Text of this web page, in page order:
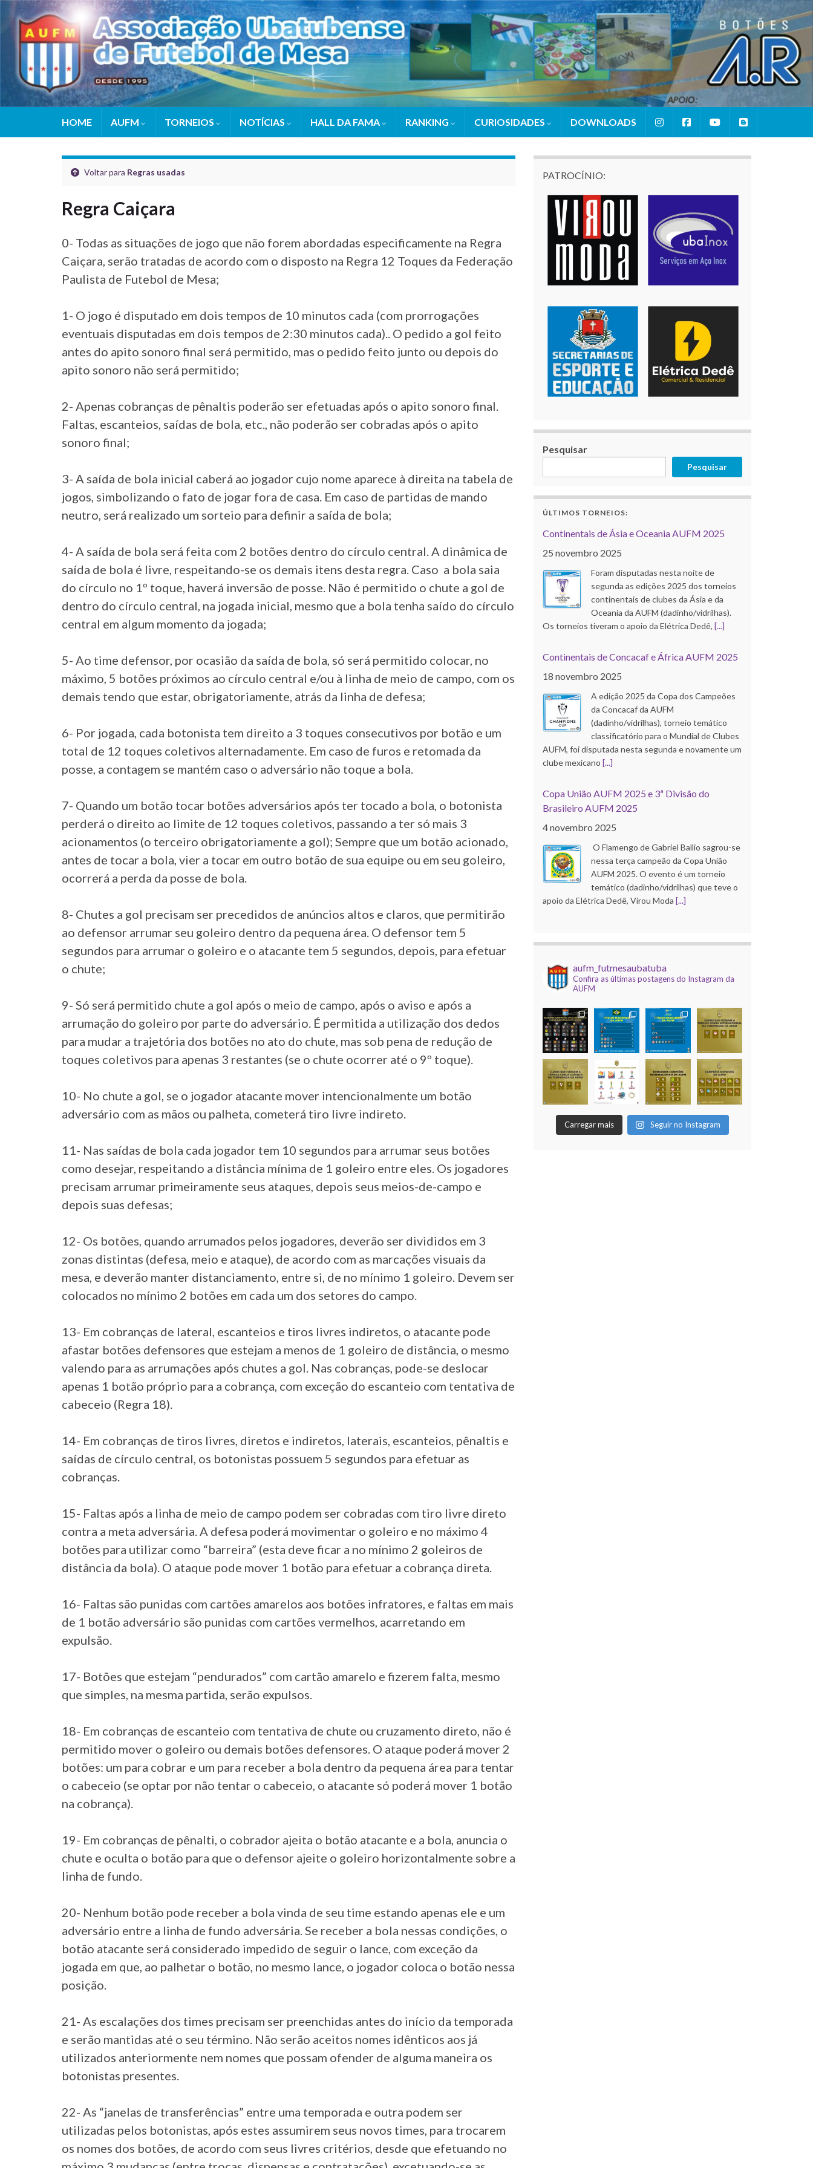
HOME AUFM TORNEIOS NOTÍCIAS HALL DA FAMA RANKING CURIOSIDADES DOWNLOADS
Voltar para Regras usadas
Regra Caiçara
0- Todas as situações de jogo que não forem abordadas especificamente na Regra
Caiçara, serão tratadas de acordo com o disposto na Regra 12 Toques da Federação
Paulista de Futebol de Mesa;
1- O jogo é disputado em dois tempos de 10 minutos cada (com prorrogações
eventuais disputadas em dois tempos de 2:30 minutos cada).. O pedido a gol feito
antes do apito sonoro final será permitido, mas o pedido feito junto ou depois do
apito sonoro não será permitido;
2- Apenas cobranças de pênaltis poderão ser efetuadas após o apito sonoro final.
Faltas, escanteios, saídas de bola, etc., não poderão ser cobradas após o apito
sonoro final;
3- A saída de bola inicial caberá ao jogador cujo nome aparece à direita na tabela de
jogos, simbolizando o fato de jogar fora de casa. Em caso de partidas de mando
neutro, será realizado um sorteio para definir a saída de bola;
4- A saída de bola será feita com 2 botões dentro do círculo central. A dinâmica de
saída de bola é livre, respeitando-se os demais itens desta regra. Caso a bola saia
do círculo no 1º toque, haverá inversão de posse. Não é permitido o chute a gol de
dentro do círculo central, na jogada inicial, mesmo que a bola tenha saído do círculo
central em algum momento da jogada;
5- Ao time defensor, por ocasião da saída de bola, só será permitido colocar, no
máximo, 5 botões próximos ao círculo central e/ou à linha de meio de campo, com os
demais tendo que estar, obrigatoriamente, atrás da linha de defesa;
6- Por jogada, cada botonista tem direito a 3 toques consecutivos por botão e um
total de 12 toques coletivos alternadamente. Em caso de furos e retomada da
posse, a contagem se mantém caso o adversário não toque a bola.
7- Quando um botão tocar botões adversários após ter tocado a bola, o botonista
perderá o direito ao limite de 12 toques coletivos, passando a ter só mais 3
acionamentos (o terceiro obrigatoriamente a gol); Sempre que um botão acionado,
antes de tocar a bola, vier a tocar em outro botão de sua equipe ou em seu goleiro,
ocorrerá a perda da posse de bola.
8- Chutes a gol precisam ser precedidos de anúncios altos e claros, que permitirão
ao defensor arrumar seu goleiro dentro da pequena área. O defensor tem 5
segundos para arrumar o goleiro e o atacante tem 5 segundos, depois, para efetuar
o chute;
9- Só será permitido chute a gol após o meio de campo, após o aviso e após a
arrumação do goleiro por parte do adversário. É permitida a utilização dos dedos
para mudar a trajetória dos botões no ato do chute, mas sob pena de redução de
toques coletivos para apenas 3 restantes (se o chute ocorrer até o 9º toque).
10- No chute a gol, se o jogador atacante mover intencionalmente um botão
adversário com as mãos ou palheta, cometerá tiro livre indireto.
11- Nas saídas de bola cada jogador tem 10 segundos para arrumar seus botões
como desejar, respeitando a distância mínima de 1 goleiro entre eles. Os jogadores
precisam arrumar primeiramente seus ataques, depois seus meios-de-campo e
depois suas defesas;
12- Os botões, quando arrumados pelos jogadores, deverão ser divididos em 3
zonas distintas (defesa, meio e ataque), de acordo com as marcações visuais da
mesa, e deverão manter distanciamento, entre si, de no mínimo 1 goleiro. Devem ser
colocados no mínimo 2 botões em cada um dos setores do campo.
13- Em cobranças de lateral, escanteios e tiros livres indiretos, o atacante pode
afastar botões defensores que estejam a menos de 1 goleiro de distância, o mesmo
valendo para as arrumações após chutes a gol. Nas cobranças, pode-se deslocar
apenas 1 botão próprio para a cobrança, com exceção do escanteio com tentativa de
cabeceio (Regra 18).
14- Em cobranças de tiros livres, diretos e indiretos, laterais, escanteios, pênaltis e
saídas de círculo central, os botonistas possuem 5 segundos para efetuar as
cobranças.
15- Faltas após a linha de meio de campo podem ser cobradas com tiro livre direto
contra a meta adversária. A defesa poderá movimentar o goleiro e no máximo 4
botões para utilizar como “barreira” (esta deve ficar a no mínimo 2 goleiros de
distância da bola). O ataque pode mover 1 botão para efetuar a cobrança direta.
16- Faltas são punidas com cartões amarelos aos botões infratores, e faltas em mais
de 1 botão adversário são punidas com cartões vermelhos, acarretando em
expulsão.
17- Botões que estejam “pendurados” com cartão amarelo e fizerem falta, mesmo
que simples, na mesma partida, serão expulsos.
18- Em cobranças de escanteio com tentativa de chute ou cruzamento direto, não é
permitido mover o goleiro ou demais botões defensores. O ataque poderá mover 2
botões: um para cobrar e um para receber a bola dentro da pequena área para tentar
o cabeceio (se optar por não tentar o cabeceio, o atacante só poderá mover 1 botão
na cobrança).
19- Em cobranças de pênalti, o cobrador ajeita o botão atacante e a bola, anuncia o
chute e oculta o botão para que o defensor ajeite o goleiro horizontalmente sobre a
linha de fundo.
20- Nenhum botão pode receber a bola vinda de seu time estando apenas ele e um
adversário entre a linha de fundo adversária. Se receber a bola nessas condições, o
botão atacante será considerado impedido de seguir o lance, com exceção da
jogada em que, ao palhetar o botão, no mesmo lance, o jogador coloca o botão nessa
posição.
21- As escalações dos times precisam ser preenchidas antes do início da temporada
e serão mantidas até o seu término. Não serão aceitos nomes idênticos aos já
utilizados anteriormente nem nomes que possam ofender de alguma maneira os
botonistas presentes.
22- As “janelas de transferências” entre uma temporada e outra podem ser
utilizadas pelos botonistas, após estes assumirem seus novos times, para trocarem
os nomes dos botões, de acordo com seus livres critérios, desde que efetuando no
PATROCÍNIO:
Pesquisar
Pesquisar
ÚLTIMOS TORNEIOS:
Continentais de Ásia e Oceania AUFM 2025
25 novembro 2025
Foram disputadas nesta noite de
segunda as edições 2025 dos torneios
continentais de clubes da Ásia e da
Oceania da AUFM (dadinho/vidrilhas).
Os torneios tiveram o apoio da Elétrica Dedê, [...]
Continentais de Concacaf e África AUFM 2025
18 novembro 2025
A edição 2025 da Copa dos Campeões
da Concacaf da AUFM
(dadinho/vidrilhas), torneio temático
classificatório para o Mundial de Clubes
AUFM, foi disputada nesta segunda e novamente um
clube mexicano [...]
Copa União AUFM 2025 e 3ª Divisão do
Brasileiro AUFM 2025
4 novembro 2025
O Flamengo de Gabriel Ballio sagrou-se
nessa terça campeão da Copa União
AUFM 2025. O evento é um torneio
temático (dadinho/vidrilhas) que teve o
apoio da Elétrica Dedê, Virou Moda [...]
O Corinthians de Róbson Pinho faturou
a edição 2025 da Copa do Brasil AUFM
contou com apoio da Elétrica Dedê, Uba
Inox e Virou Moda, e[...]
Mundial de Clubes AUFM 2025
9 dezembro 2025
Foi realizada na noite desta segunda, 8
de dezembro, o encerramento da
temporada temática (dadinho/vidrilhas)
da AUFM, com a realização da 12ª edição
aufm_futmesaubatuba
Confira as últimas postagens do Instagram da
AUFM
Carregar mais Seguir no Instagram